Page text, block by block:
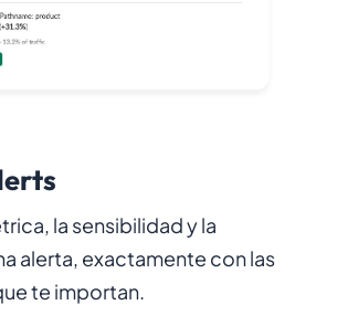
la sensibilidad y la
alerta, exactamente con las
te importan.